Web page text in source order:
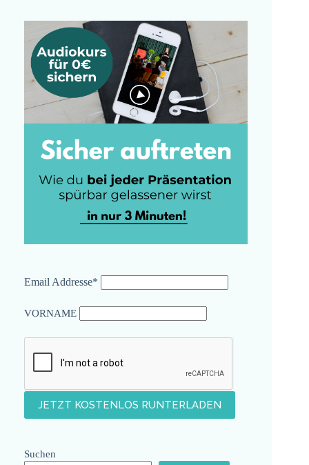
Email Addresse*
VORNAME
Suchen